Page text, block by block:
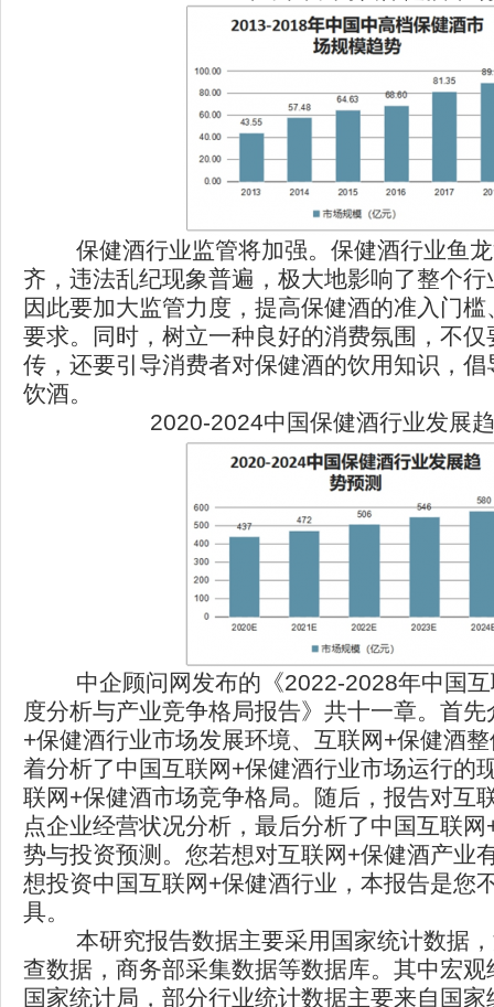
保健酒行业监管将加强。保健酒行业鱼龙
齐，违法乱纪现象普遍，极大地影响了整个
因此要加大监管力度，提高保健酒的准入门
要求。同时，树立一种良好的消费氛围，不
传，还要引导消费者对保健酒的饮用知识，
饮酒。
2020-2024中国保健酒行业发展
中企顾问网发布的《2022-2028年中国互
度分析与产业竞争格局报告》共十一章。首
+保健酒行业市场发展环境、互联网+保健酒
着分析了中国互联网+保健酒行业市场运行的
联网+保健酒市场竞争格局。随后，报告对互
点企业经营状况分析，最后分析了中国互联
势与投资预测。您若想对互联网+保健酒产业
想投资中国互联网+保健酒行业，本报告是您
具。
本研究报告数据主要采用国家统计数据，
查数据，商务部采集数据等数据库。其中宏
国家统计局，部分行业统计数据主要来自国